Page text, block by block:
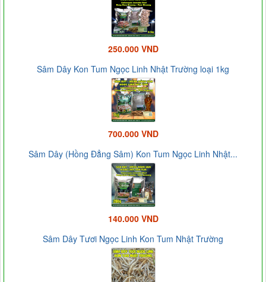
250.000 VND
Sâm Dây Kon Tum Ngọc Linh Nhật Trường loại 1kg
700.000 VND
Sâm Dây (Hồng Đẳng Sâm) Kon Tum Ngọc Linh Nhật...
140.000 VND
Sâm Dây Tươi Ngọc Linh Kon Tum Nhật Trường